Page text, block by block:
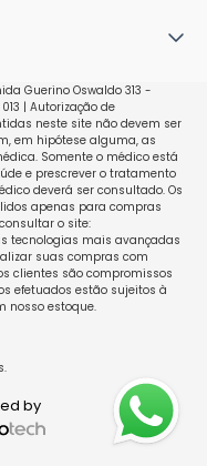
Guerino Oswaldo 313 -
| Autorização de
neste site não devem ser
em hipótese alguma, as
Somente o médico está
e prescrever o tratamento
deverá ser consultado. Os
apenas para compras
o site:
tecnologias mais avançadas
suas compras com
clientes são compromissos
efetuados estão sujeitos à
nosso estoque.
by